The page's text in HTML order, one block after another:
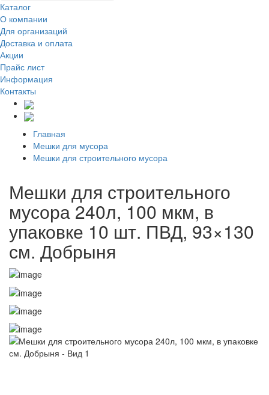
Каталог
О компании
Для организаций
Доставка и оплата
Акции
Прайс лист
Информация
Контакты
Главная
Мешки для мусора
Мешки для строительного мусора
Мешки для строительного
мусора 240л, 100 мкм, в
упаковке 10 шт. ПВД, 93×130
см. Добрыня